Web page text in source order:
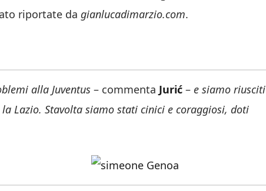
riportate da gianlucadimarzio.com.
alla Juventus – commenta Jurić – e siamo riusciti
Lazio. Stavolta siamo stati cinici e coraggiosi, doti